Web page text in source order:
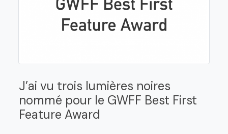
J’ai vu trois lumières noires
nommé pour le GWFF Best First
Feature Award